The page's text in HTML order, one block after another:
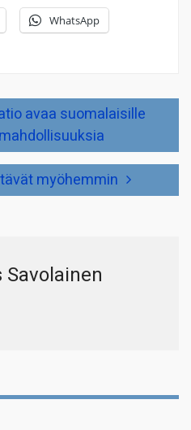
WhatsApp
avaa suomalaisille
myöhemmin
Savolainen